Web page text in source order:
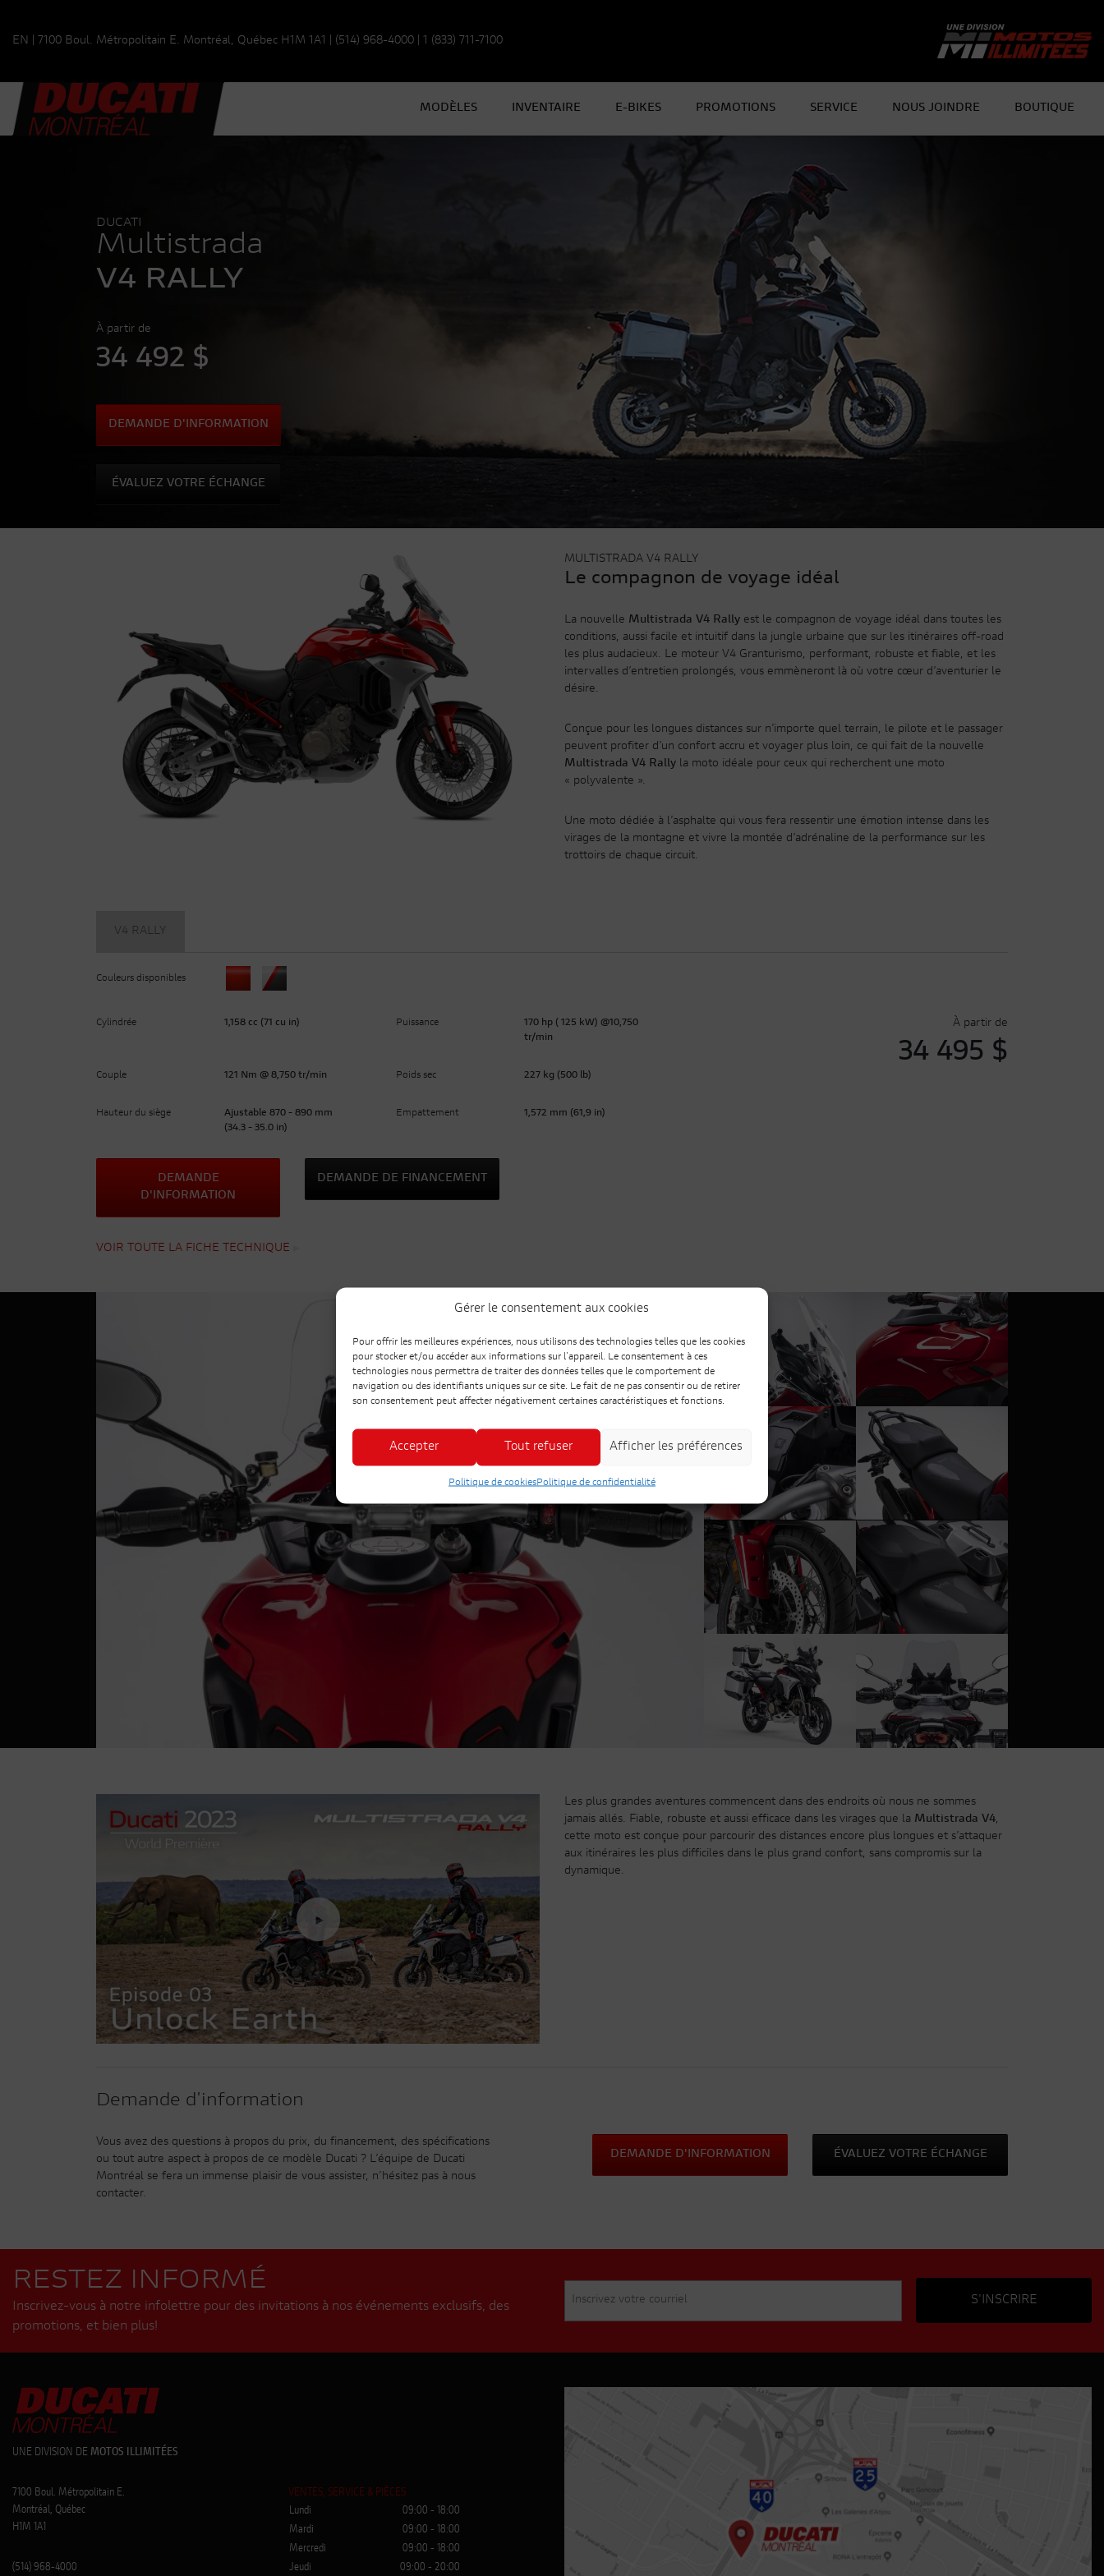
Gérer le consentement aux cookies
Pour offrir les meilleures expériences, nous utilisons des technologies telles que les cookies
pour stocker et/ou accéder aux informations sur l'appareil. Le consentement à ces
technologies nous permettra de traiter des données telles que le comportement de
navigation ou des identifiants uniques sur ce site. Le fait de ne pas consentir ou de retirer
son consentement peut affecter négativement certaines caractéristiques et fonctions.
Accepter Tout refuser Afficher les préférences
Politique de cookiesPolitique de confidentialité
EN 7100 Boul. Métropolitain E. Montréal, Québec H1M 1A1 (514) 968-4000 1 (833) 711-7100
MODÈLES INVENTAIRE E-BIKES PROMOTIONS SERVICE NOUS JOINDRE BOUTIQUE
DUCATI
Multistrada
V4 RALLY
À partir de
34 492 $
DEMANDE D'INFORMATION
ÉVALUEZ VOTRE ÉCHANGE
MULTISTRADA V4 RALLY
Le compagnon de voyage idéal
La nouvelle Multistrada V4 Rally est le compagnon de voyage idéal dans toutes les
conditions, aussi facile et intuitif dans la jungle urbaine que sur les itinéraires off-road
les plus audacieux. Le moteur V4 Granturismo, performant, robuste et fiable, et les
intervalles d’entretien prolongés, vous emmèneront là où votre cœur d’aventurier le
désire.
Conçue pour les longues distances sur n’importe quel terrain, le pilote et le passager
peuvent profiter d’un confort accru et voyager plus loin, ce qui fait de la nouvelle
Multistrada V4 Rally la moto idéale pour ceux qui recherchent une moto
« polyvalente ».
Une moto dédiée à l’asphalte qui vous fera ressentir une émotion intense dans les
virages de la montagne et vivre la montée d’adrénaline de la performance sur les
trottoirs de chaque circuit.
V4 RALLY
Couleurs disponibles
Cylindrée 1,158 cc (71 cu in) Puissance
170 hp ( 125 kW) @10,750
tr/min
Couple 121 Nm @ 8,750 tr/min Poids sec 227 kg (500 lb)
Hauteur du siège
Ajustable 870 - 890 mm
(34.3 - 35.0 in)
Empattement 1,572 mm (61,9 in)
À partir de
34 495 $
DEMANDE
D'INFORMATION
DEMANDE DE FINANCEMENT
VOIR TOUTE LA FICHE TECHNIQUE
Les plus grandes aventures commencent dans des endroits où nous ne sommes
jamais allés. Fiable, robuste et aussi efficace dans les virages que la Multistrada V4,
cette moto est conçue pour parcourir des distances encore plus longues et s’attaquer
aux itinéraires les plus difficiles dans le plus grand confort, sans compromis sur la
dynamique.
Demande d'information
Vous avez des questions à propos du prix, du financement, des spécifications
ou tout autre aspect à propos de ce modèle Ducati ? L’équipe de Ducati
Montréal se fera un immense plaisir de vous assister, n’hésitez pas à nous
contacter.
DEMANDE D'INFORMATION ÉVALUEZ VOTRE ÉCHANGE
RESTEZ INFORMÉ
Inscrivez-vous à notre infolettre pour des invitations à nos événements exclusifs, des
promotions, et bien plus!
UNE DIVISION DE MOTOS ILLIMITÉES
7100 Boul. Métropolitain E.
Montréal, Québec
H1M 1A1
(514) 968-4000
VENTES, SERVICE & PIÈCES
Lundi
09:00 - 18:00
Mardi
09:00 - 18:00
Mercredi
09:00 - 18:00
Jeudi
09:00 - 20:00